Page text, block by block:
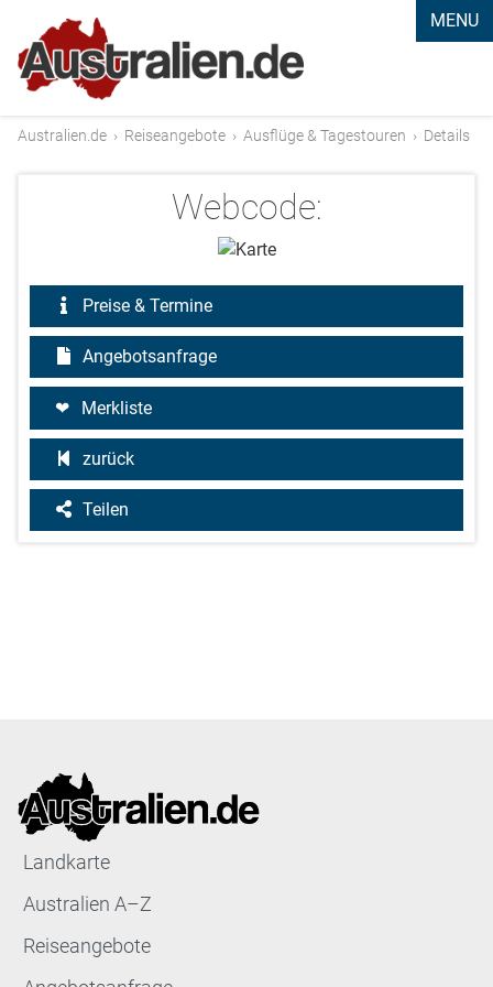
MENU
Australien.de › Reiseangebote › Ausflüge & Tagestouren › Details
Webcode:
Preise & Termine
Angebotsanfrage
Merkliste
zurück
Teilen
Landkarte
Australien A–Z
Reiseangebote